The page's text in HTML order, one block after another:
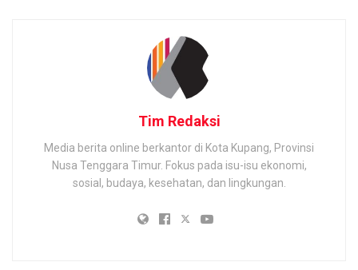
Tim Redaksi
Media berita online berkantor di Kota Kupang, Provinsi
Nusa Tenggara Timur. Fokus pada isu-isu ekonomi,
sosial, budaya, kesehatan, dan lingkungan.